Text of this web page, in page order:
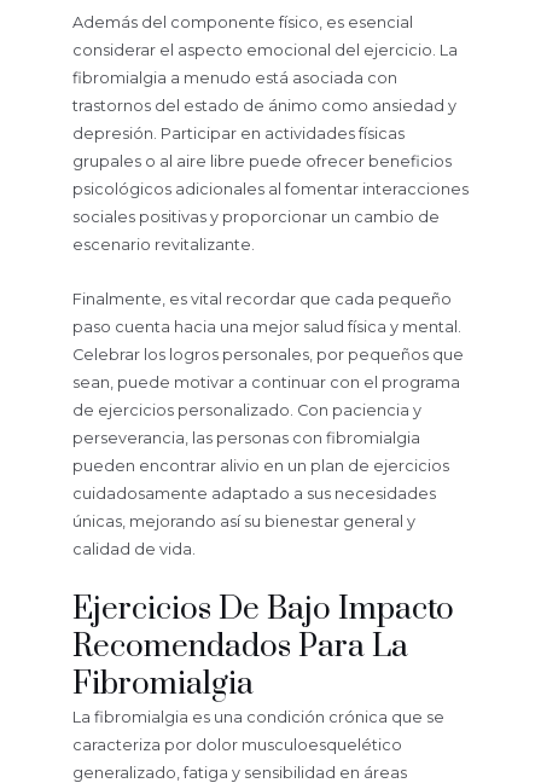
Además del componente físico, es esencial
considerar el aspecto emocional del ejercicio. La
fibromialgia a menudo está asociada con
trastornos del estado de ánimo como ansiedad y
depresión. Participar en actividades físicas
grupales o al aire libre puede ofrecer beneficios
psicológicos adicionales al fomentar interacciones
sociales positivas y proporcionar un cambio de
escenario revitalizante.
Finalmente, es vital recordar que cada pequeño
paso cuenta hacia una mejor salud física y mental.
Celebrar los logros personales, por pequeños que
sean, puede motivar a continuar con el programa
de ejercicios personalizado. Con paciencia y
perseverancia, las personas con fibromialgia
pueden encontrar alivio en un plan de ejercicios
cuidadosamente adaptado a sus necesidades
únicas, mejorando así su bienestar general y
calidad de vida.
Ejercicios De Bajo Impacto
Recomendados Para La
Fibromialgia
La fibromialgia es una condición crónica que se
caracteriza por dolor musculoesquelético
generalizado, fatiga y sensibilidad en áreas